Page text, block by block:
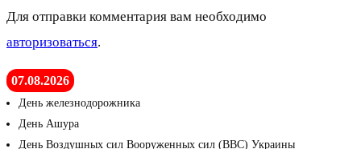
Для отправки комментария вам необходимо
авторизоваться.
07.08.2026
День железнодорожника
День Ашура
День Воздушных сил Вооруженных сил (ВВС) Украины